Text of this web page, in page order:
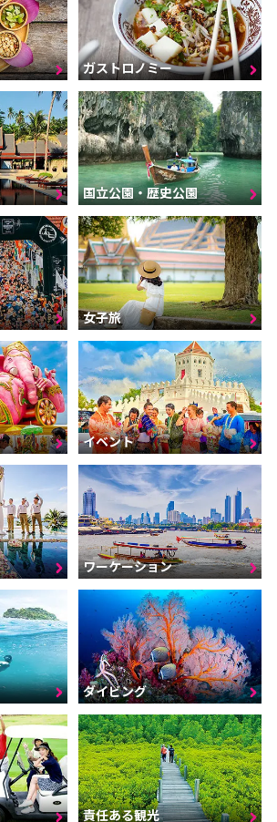
ガストロノミー
国立公園・歴史公園
女子旅
イベント
ワーケーション
ダイビング
責任ある観光